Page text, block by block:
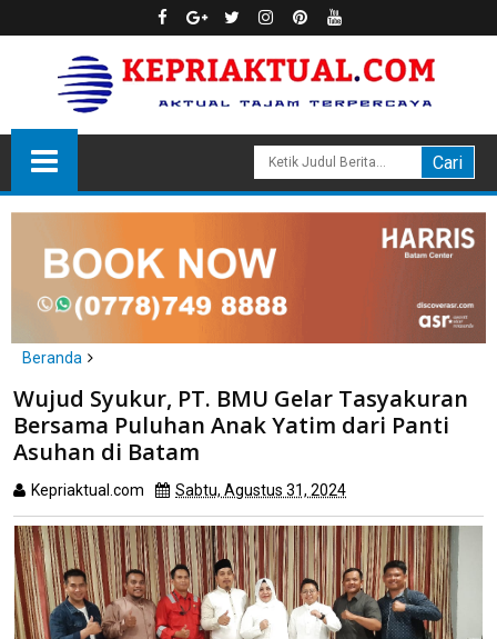
Beranda
Batam
Wujud Syukur, PT. BMU Gelar Tasyakuran Bersama Puluhan
Anak Yatim dari Panti Asuhan di Batam
Wujud Syukur, PT. BMU Gelar Tasyakuran
Bersama Puluhan Anak Yatim dari Panti
Asuhan di Batam
Kepriaktual.com Sabtu, Agustus 31, 2024